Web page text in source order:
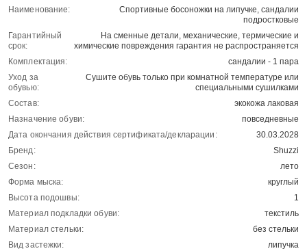
Наименование:
Спортивные босоножки на липучке, сандалии
подростковые
Гарантийный
срок:
На сменные детали, механические, термические и
химические повреждения гарантия не распространяется
Комплектация:
сандалии - 1 пара
Уход за
обувью:
Сушите обувь только при комнатной температуре или
специальными сушилками
Состав:
экокожа лаковая
Назначение обуви:
повседневные
Дата окончания действия сертификата/декларации:
30.03.2028
Бренд:
Shuzzi
Сезон:
лето
Форма мыска:
круглый
Высота подошвы:
1
Материал подкладки обуви:
текстиль
Материал стельки:
без стельки
Вид застежки:
липучка